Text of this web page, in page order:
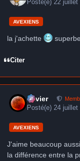
Posté(e)22 juillet
AVEXIENS
la j'achette superbe
Citer
Xavier
Posté(e)24 juillet
AVEXIENS
J'aime beaucoup aussi
la différence entre la